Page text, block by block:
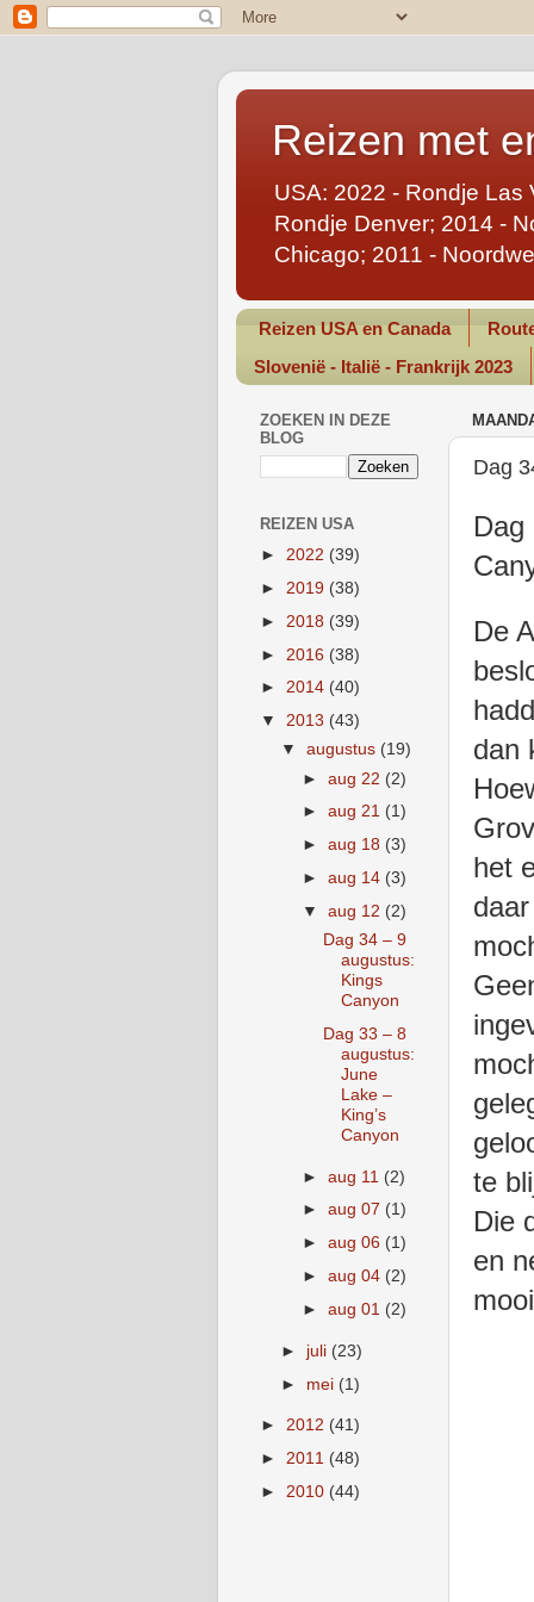
Reizen met
USA: 2022 - Rondje Las
Rondje Denver; 2014 -
Chicago; 2011 -
Reizen USA en Canada
Slovenië - Italië - Frankrijk 2023
Dag
Dag
De
dan
het
te
Die
en
ZOEKEN IN DEZE
BLOG
REIZEN USA
► 2022 (39)
► 2019 (38)
► 2018 (39)
► 2016 (38)
► 2014 (40)
▼ 2013 (43)
▼augustus (19)
► aug 22 (2)
► aug 21 (1)
► aug 18 (3)
► aug 14 (3)
▼ aug 12 (2)
Dag 34 – 9
augustus:
Kings
Canyon
Dag 33 – 8
augustus:
June
Lake –
King’s
Canyon
► aug 11 (2)
► aug 07 (1)
► aug 06 (1)
► aug 04 (2)
► aug 01 (2)
► juli (23)
► mei (1)
► 2012 (41)
► 2011 (48)
► 2010 (44)